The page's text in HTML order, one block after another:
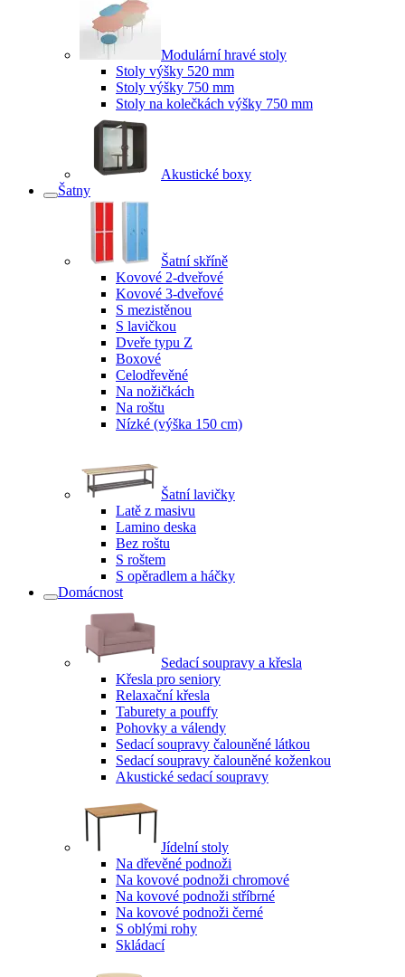
Modulární hravé stoly
Stoly výšky 520 mm
Stoly výšky 750 mm
Stoly na kolečkách výšky 750 mm
Akustické boxy
Šatny
Šatní skříně
Kovové 2-dveřové
Kovové 3-dveřové
S mezistěnou
S lavičkou
Dveře typu Z
Boxové
Celodřevěné
Na nožičkách
Na roštu
Nízké (výška 150 cm)
Šatní lavičky
Latě z masivu
Lamino deska
Bez roštu
S roštem
S opěradlem a háčky
Domácnost
Sedací soupravy a křesla
Křesla pro seniory
Relaxační křesla
Taburety a pouffy
Pohovky a válendy
Sedací soupravy čalouněné látkou
Sedací soupravy čalouněné koženkou
Akustické sedací soupravy
Jídelní stoly
Na dřevěné podnoži
Na kovové podnoži chromové
Na kovové podnoži stříbrné
Na kovové podnoži černé
S oblými rohy
Skládací